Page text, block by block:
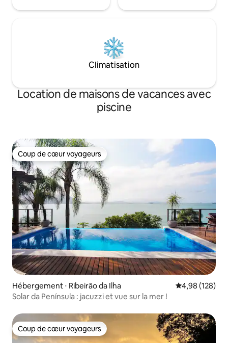
Climatisation
Location de maisons de vacances avec
piscine
Coup de cœur voyageurs
Coup de cœur voyageurs
Hébergement ⋅ Ribeirão da Ilha Évaluation
4,98 (128)
Solar da Península : jacuzzi et vue sur la mer !
Coup de cœur voyageurs
Coup de cœur voyageurs